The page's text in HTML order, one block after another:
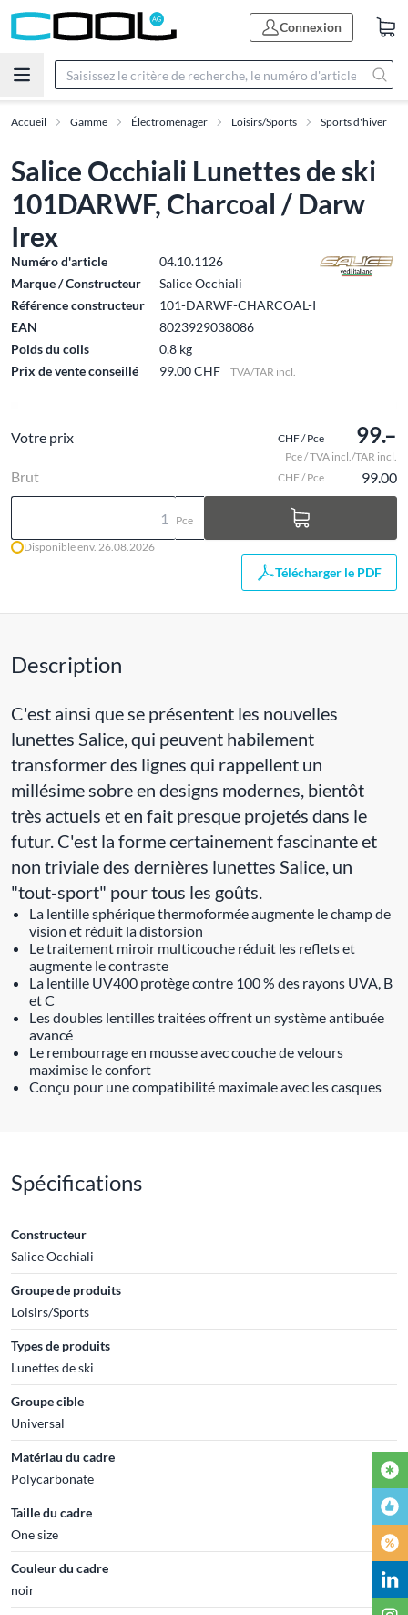
Connexion
Accueil Gamme Électroménager Loisirs/Sports Sports d'hiver
Salice Occhiali Lunettes de ski
101DARWF, Charcoal / Darw
Irex
Numéro d'article
04.10.1126
Marque / Constructeur
Salice Occhiali
Référence constructeur
101-DARWF-CHARCOAL-I
EAN
8023929038086
Poids du colis
0.8 kg
Prix de vente conseillé
99.00 CHF TVA/TAR incl.
Votre prix CHF / Pce 99.–
Pce / TVA incl./TAR incl.
Brut CHF / Pce 99.00
Pce
Disponible env. 26.08.2026
Télécharger le PDF
Description
C'est ainsi que se présentent les nouvelles
lunettes Salice, qui peuvent habilement
transformer des lignes qui rappellent un
millésime sobre en designs modernes, bientôt
très actuels et en fait presque projetés dans le
futur. C'est la forme certainement fascinante et
non triviale des dernières lunettes Salice, un
"tout-sport" pour tous les goûts.
La lentille sphérique thermoformée augmente le champ de
vision et réduit la distorsion
Le traitement miroir multicouche réduit les reflets et
augmente le contraste
La lentille UV400 protège contre 100 % des rayons UVA, B
et C
Les doubles lentilles traitées offrent un système antibuée
avancé
Le rembourrage en mousse avec couche de velours
maximise le confort
Conçu pour une compatibilité maximale avec les casques
Spécifications
Constructeur
Salice Occhiali
Groupe de produits
Loisirs/Sports
Types de produits
Lunettes de ski
Groupe cible
Universal
Matériau du cadre
Polycarbonate
Taille du cadre
One size
Couleur du cadre
noir